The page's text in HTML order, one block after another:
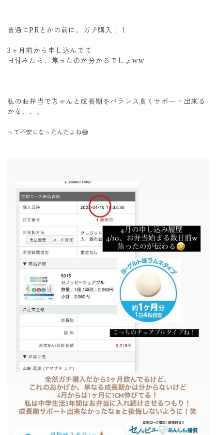
普通にPRとかの前に、ガチ購入！！
3ヶ月前から申し込んでて
日付みたら、焦ったのが分かるでしょww
私のお弁当でちゃんと成長期をバランス良くサポート出来る
かな、、、
って不安になったんだよね😅